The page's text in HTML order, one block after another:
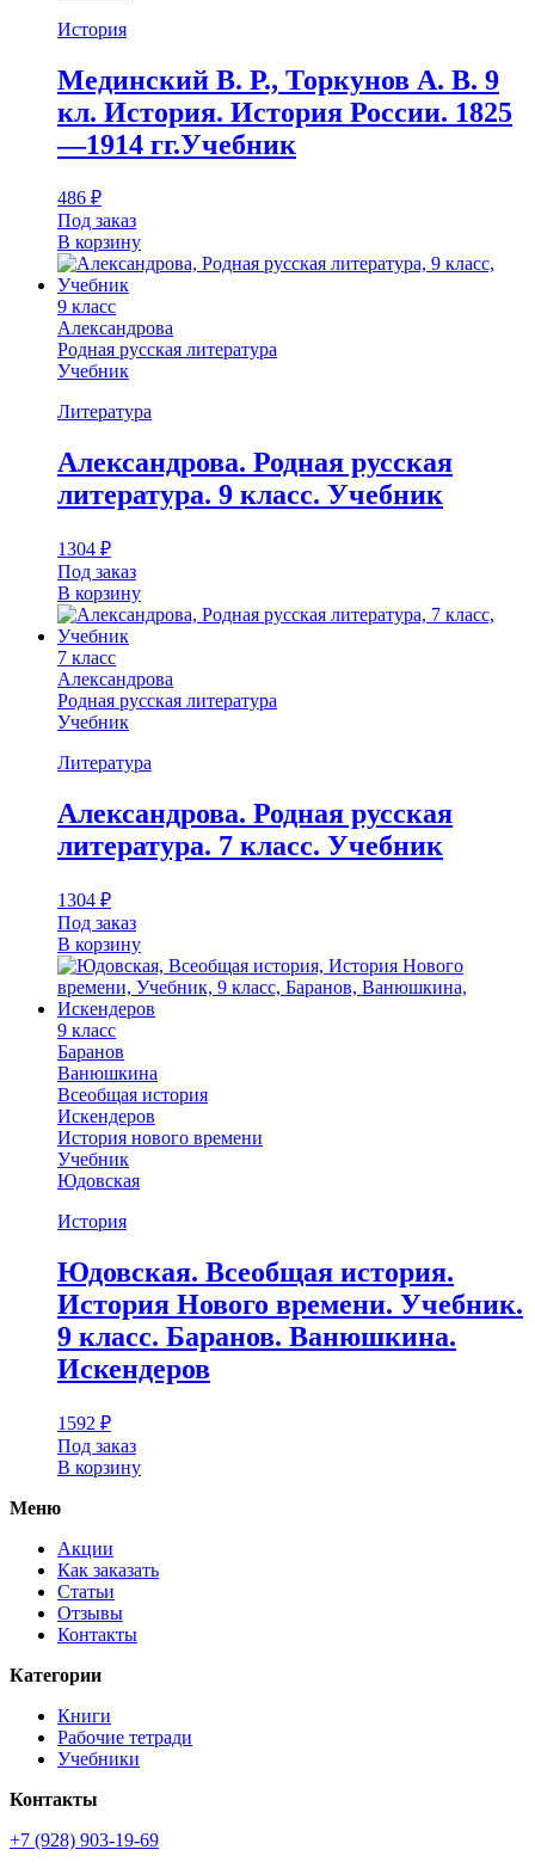
История
Мединский В. Р., Торкунов А. В. 9
кл. История. История России. 1825
—1914 гг.Учебник
486 ₽
Под заказ
В корзину
9 класс
Александрова
Родная русская литература
Учебник
Литература
Александрова. Родная русская
литература. 9 класс. Учебник
1304 ₽
Под заказ
В корзину
7 класс
Александрова
Родная русская литература
Учебник
Литература
Александрова. Родная русская
литература. 7 класс. Учебник
1304 ₽
Под заказ
В корзину
9 класс
Баранов
Ванюшкина
Всеобщая история
Искендеров
История нового времени
Учебник
Юдовская
История
Юдовская. Всеобщая история.
История Нового времени. Учебник.
9 класс. Баранов. Ванюшкина.
Искендеров
1592 ₽
Под заказ
В корзину
Меню
Акции
Как заказать
Статьи
Отзывы
Контакты
Категории
Книги
Рабочие тетради
Учебники
Контакты
+7 (928) 903-19-69